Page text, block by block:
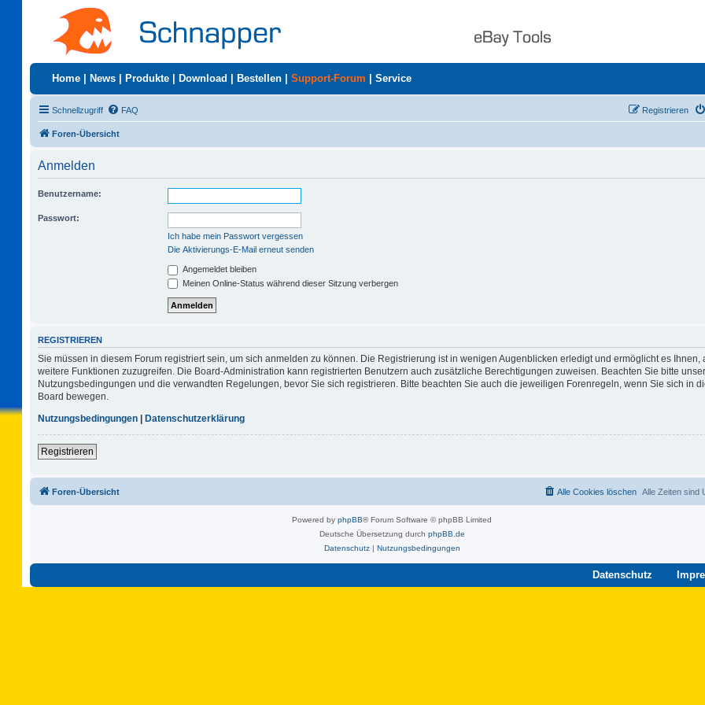
Home News Produkte Download Bestellen Support-Forum Service
Schnellzugriff FAQ Registrieren
Foren-Übersicht
Anmelden
Benutzername:
Passwort:
Ich habe mein Passwort vergessen
Die Aktivierungs-E-Mail erneut senden
Angemeldet bleiben
Meinen Online-Status während dieser Sitzung verbergen
REGISTRIEREN
Sie müssen in diesem Forum registriert sein, um sich anmelden zu können. Die Registrierung ist in wenigen Augenblicken erledigt und ermöglicht es Ihnen,
weitere Funktionen zuzugreifen. Die Board-Administration kann registrierten Benutzern auch zusätzliche Berechtigungen zuweisen. Beachten Sie bitte
Nutzungsbedingungen und die verwandten Regelungen, bevor Sie sich registrieren. Bitte beachten Sie auch die jeweiligen Forenregeln, wenn Sie sich in
Board bewegen.
Nutzungsbedingungen | Datenschutzerklärung
Registrieren
Foren-Übersicht Alle Zeiten sind
Alle Cookies löschen
Powered by phpBB® Forum Software © phpBB Limited
Deutsche Übersetzung durch phpBB.de
Datenschutz| Nutzungsbedingungen
Datenschutz